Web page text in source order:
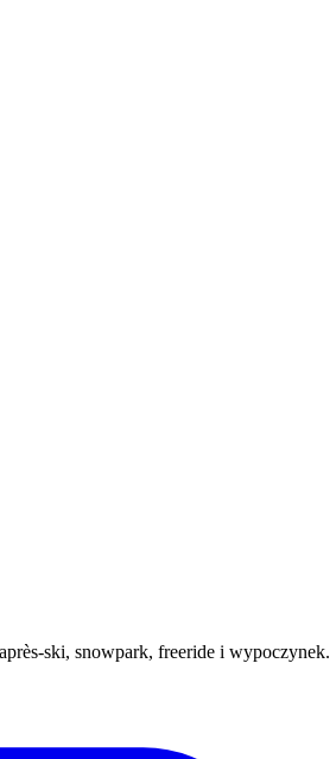
ski, snowpark, freeride i wypoczynek.